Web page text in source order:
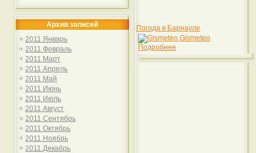
Архив записей
2011 Январь
2011 Февраль
2011 Март
2011 Апрель
2011 Май
2011 Июнь
2011 Июль
2011 Август
2011 Сентябрь
2011 Октябрь
2011 Ноябрь
2011 Декабрь
Погода в Барнауле
Gismeteo
Подробнее